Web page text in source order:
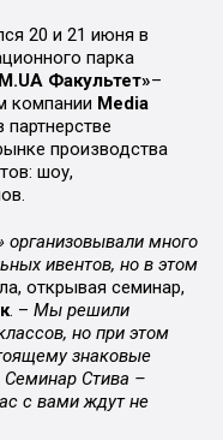
20 и 21 июня в
парка
Факультет»–
компании Media
партнерстве
производства
шоу,
много
ивентов, но в этом
открывая семинар,
. – Мы решили
но при этом
знаковые
Стива –
с вами ждут не